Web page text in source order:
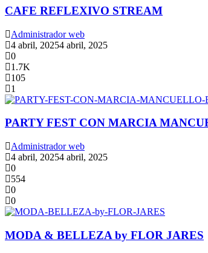
CAFE REFLEXIVO STREAM
Administrador web
4 abril, 20254 abril, 2025
0
1.7K
105
1
PARTY FEST CON MARCIA
Administrador web
4 abril, 20254 abril, 2025
0
554
0
0
MODA & BELLEZA by FLOR JARES